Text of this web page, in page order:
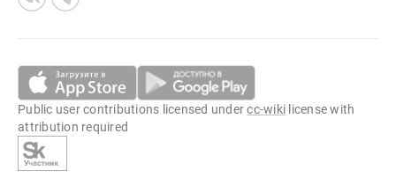
Public user contributions licensed undercc-wiki license with
attribution required